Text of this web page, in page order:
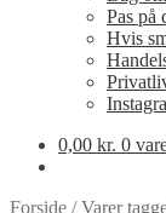
Pas på
Hvis
0,00 kr. 0
Forside /Varer